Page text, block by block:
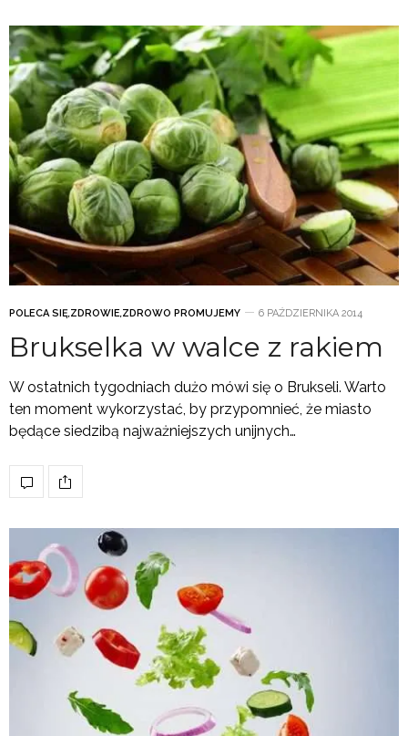
POLECA SIĘ,ZDROWIE,ZDROWO PROMUJEMY 6 PAŹDZIERNIKA 2014
Brukselka w walce z rakiem
W ostatnich tygodniach dużo mówi się o Brukseli. Warto
ten moment wykorzystać, by przypomnieć, że miasto
będące siedzibą najważniejszych unijnych…